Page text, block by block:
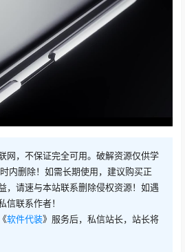
网，不保证完全可用。破解资源仅供学
内删除！如需长期使用，建议购买正
，请速与本站联系删除侵权资源！如遇
信联系作者！
软件代装》服务后，私信站长，站长将